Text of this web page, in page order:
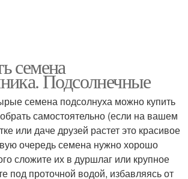
семена
Подсолнечные
семена подсолнуха можно купить
самостоятельно (если на вашем
или даче друзей растет это красивое
очередь семена нужно хорошо
сложите их в дуршлаг или крупное
под проточной водой, избавляясь от